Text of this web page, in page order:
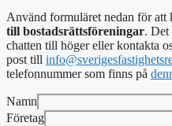
Använd formuläret nedan för att
till bostadsrättsföreningar. Det
chatten till höger eller kontakta
post till
telefonnummer som finns på
Namn
Företag